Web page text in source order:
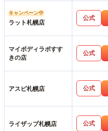
キャンペーン中
ラット札幌店
公式
マイボディラボすす
きの店
公式
アスピ札幌店 公式
ライザップ札幌店 公式